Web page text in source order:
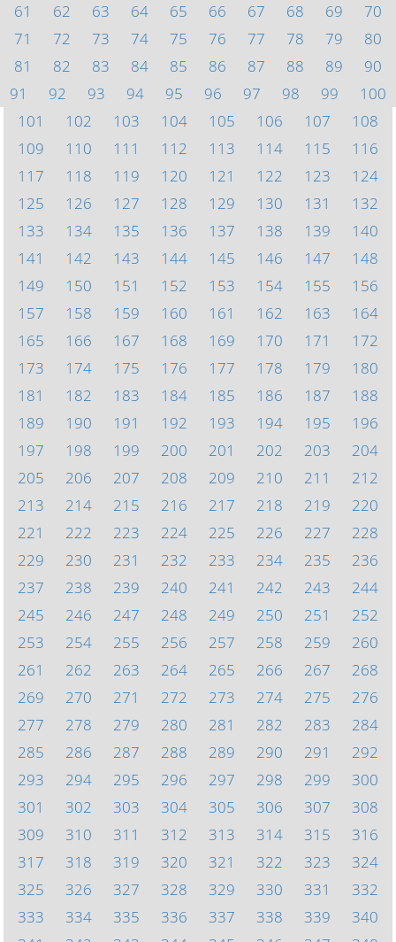
61
62 63 64 65 66 67 68 69
70
71
72 73 74 75 76 77 78 79
80
81
82 83 84 85 86 87 88 89
90
91
92 93 94 95 96 97 98 99
100
101
102 103 104 105 106 107
108
109
110 111 112 113 114 115
116
117
118 119 120 121 122 123
124
125
126 127 128 129 130 131
132
133
134 135 136 137 138 139
140
141
142 143 144 145 146 147
148
149
150 151 152 153 154 155
156
157
158 159 160 161 162 163
164
165
166 167 168 169 170 171
172
173
174 175 176 177 178 179
180
181
182 183 184 185 186 187
188
189
190 191 192 193 194 195
196
197
198 199 200 201 202 203
204
205
206 207 208 209 210 211
212
213
214 215 216 217 218 219
220
221
222 223 224 225 226 227
228
229
230 231 232 233 234 235
236
237
238 239 240 241 242 243
244
245
246 247 248 249 250 251
252
253
254 255 256 257 258 259
260
261
262 263 264 265 266 267
268
269
270 271 272 273 274 275
276
277
278 279 280 281 282 283
284
285
286 287 288 289 290 291
292
293
294 295 296 297 298 299
300
301
302 303 304 305 306 307
308
309
310 311 312 313 314 315
316
317
318 319 320 321 322 323
324
325
326 327 328 329 330 331
332
333
334 335 336 337 338 339
340